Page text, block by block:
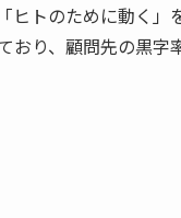
ヒトのために動く」
おり、顧問先の黒字